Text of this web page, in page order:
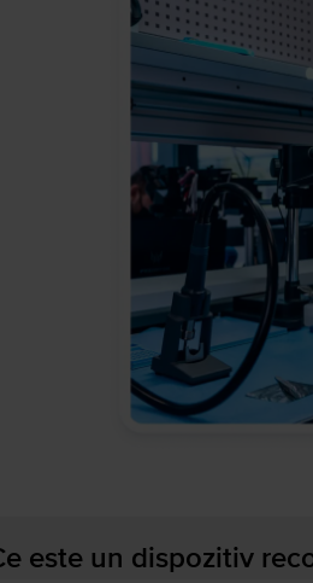
este un dispozitiv